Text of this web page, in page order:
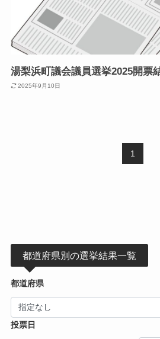
湯梨浜町議会議員選挙2025開票
2025年9月10日
1
都道府県別の選挙結果一覧
都道府県
投票日